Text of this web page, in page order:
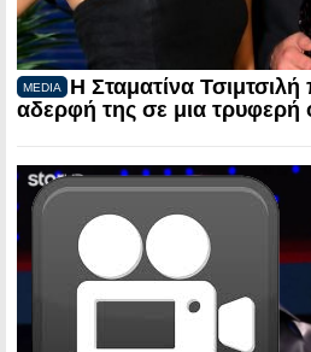
MEDIA
Η Σταματίνα Τσιμτσιλή
αδερφή της σε μια τρυφερή